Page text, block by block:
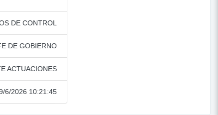
DE CONTROL
DE GOBIERNO
ACTUACIONES
6/2026 10:21:45